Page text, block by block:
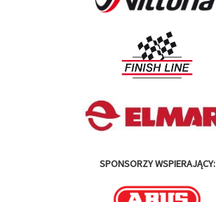
SPONSORZY WSPIERAJĄCY: